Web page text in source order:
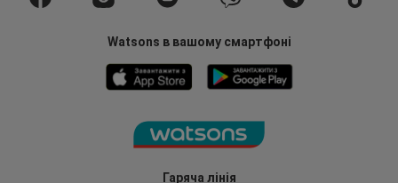
Гаряча лінія
Watsons в вашому смартфоні